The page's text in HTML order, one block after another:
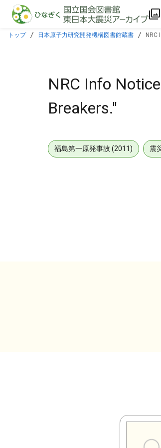
本文に飛ぶ
トップ 日本原子力研究開発機構図書館蔵書 NRC
NRC Info
Breakers."
福島第一原発事故 (2011) 震